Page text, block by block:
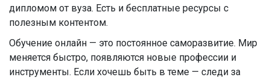
дипломом от вуза. Есть и бесплатные ресурсы с
полезным контентом.
Обучение онлайн — это постоянное саморазвитие. Мир
меняется быстро, появляются новые профессии и
инструменты. Если хочешь быть в теме — следи за